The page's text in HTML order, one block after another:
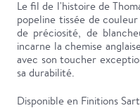
Le fil de l'histoire de
popeline tissée de
de préciosité, de
incarne la chemise
avec son toucher
sa durabilité.
Disponible en Finitions